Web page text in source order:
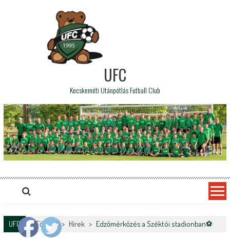
UFC
Kecskeméti Utánpótlás Futball Club
UFC Főoldal > Hírek > Edzőmérkőzés a Széktói stadionban⚽️